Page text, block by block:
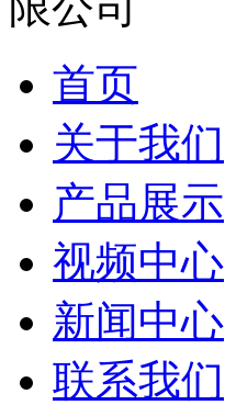
首页
关于我们
产品展示
视频中心
新闻中心
联系我们